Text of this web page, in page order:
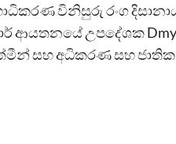
විනිසුරු රංග
ආයතනයේ උපදේශක
සහ අධිකරණ සහ ජාතික